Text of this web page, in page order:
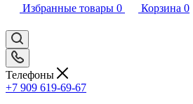
Избранные товары 0 Корзина 0
Телефоны
+7 909 619-69-67